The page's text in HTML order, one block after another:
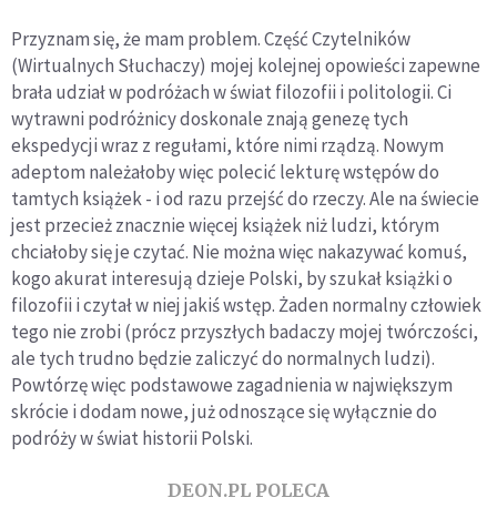
Przyznam się, że mam problem. Część Czytelników
(Wirtualnych Słuchaczy) mojej kolejnej opowieści zapewne
brała udział w podróżach w świat filozofii i politologii. Ci
wytrawni podróżnicy doskonale znają genezę tych
ekspedycji wraz z regułami, które nimi rządzą. Nowym
adeptom należałoby więc polecić lekturę wstępów do
tamtych książek - i od razu przejść do rzeczy. Ale na świecie
jest przecież znacznie więcej książek niż ludzi, którym
chciałoby się je czytać. Nie można więc nakazywać komuś,
kogo akurat interesują dzieje Polski, by szukał książki o
filozofii i czytał w niej jakiś wstęp. Żaden normalny człowiek
tego nie zrobi (prócz przyszłych badaczy mojej twórczości,
ale tych trudno będzie zaliczyć do normalnych ludzi).
Powtórzę więc podstawowe zagadnienia w największym
skrócie i dodam nowe, już odnoszące się wyłącznie do
podróży w świat historii Polski.
DEON.PL POLECA